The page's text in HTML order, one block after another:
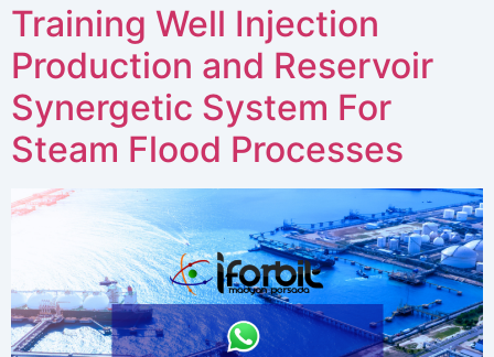
Training Well Injection
Production and Reservoir
Synergetic System For
Steam Flood Processes